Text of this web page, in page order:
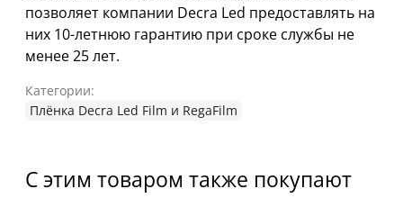
позволяет компании Decra Led предоставлять на
них 10-летнюю гарантию при сроке службы не
менее 25 лет.
Категории:
Плёнка Decra Led Film и RegaFilm
С этим товаром также покупают